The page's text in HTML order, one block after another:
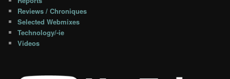
Reviews / Chroniques
Selected Webmixes
Technology/-ie
Videos